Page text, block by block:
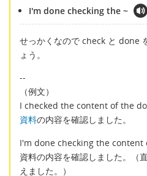
I'm done checking the ~
せっかくなので check と done
ょう。
--
（例文）
I checked the content of the
資料の内容を確認しました。
I'm done checking the content
資料の内容を確認しました。（
えました。）